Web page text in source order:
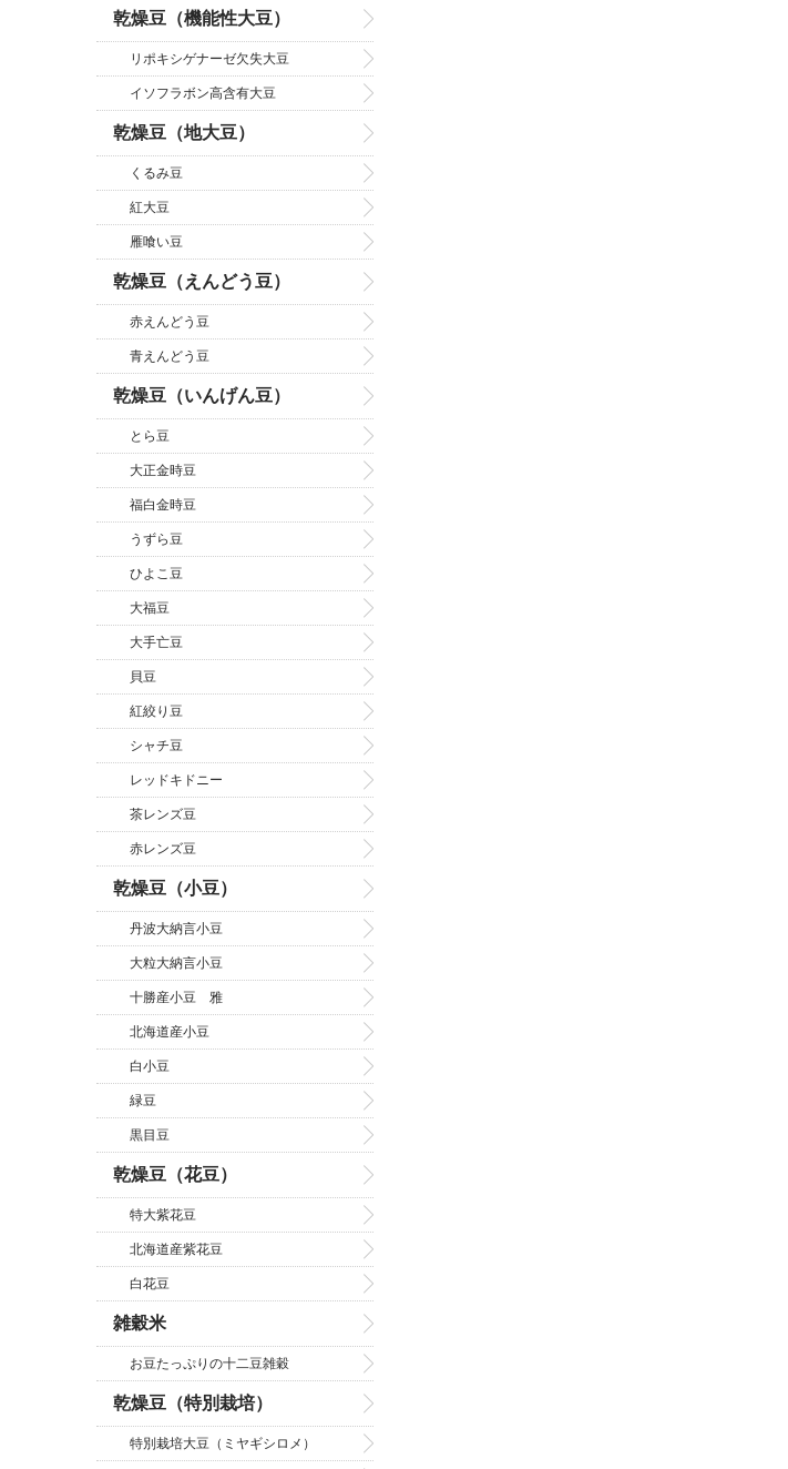
乾燥豆（機能性大豆）
リポキシゲナーゼ欠失大豆
イソフラボン高含有大豆
乾燥豆（地大豆）
くるみ豆
紅大豆
雁喰い豆
乾燥豆（えんどう豆）
赤えんどう豆
青えんどう豆
乾燥豆（いんげん豆）
とら豆
大正金時豆
福白金時豆
うずら豆
ひよこ豆
大福豆
大手亡豆
貝豆
紅絞り豆
シャチ豆
レッドキドニー
茶レンズ豆
赤レンズ豆
乾燥豆（小豆）
丹波大納言小豆
大粒大納言小豆
十勝産小豆 雅
北海道産小豆
白小豆
緑豆
黒目豆
乾燥豆（花豆）
特大紫花豆
北海道産紫花豆
白花豆
雑穀米
お豆たっぷりの十二豆雑穀
乾燥豆（特別栽培）
特別栽培大豆（ミヤギシロメ）